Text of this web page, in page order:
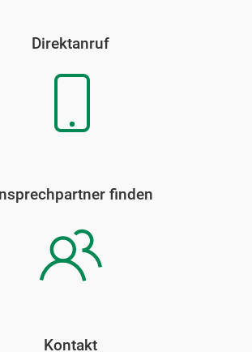
Direktanruf
finden
Kontakt